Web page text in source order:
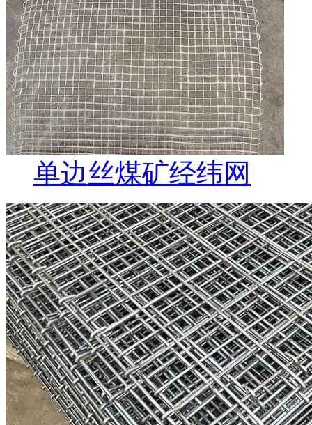
单边丝煤矿经纬网